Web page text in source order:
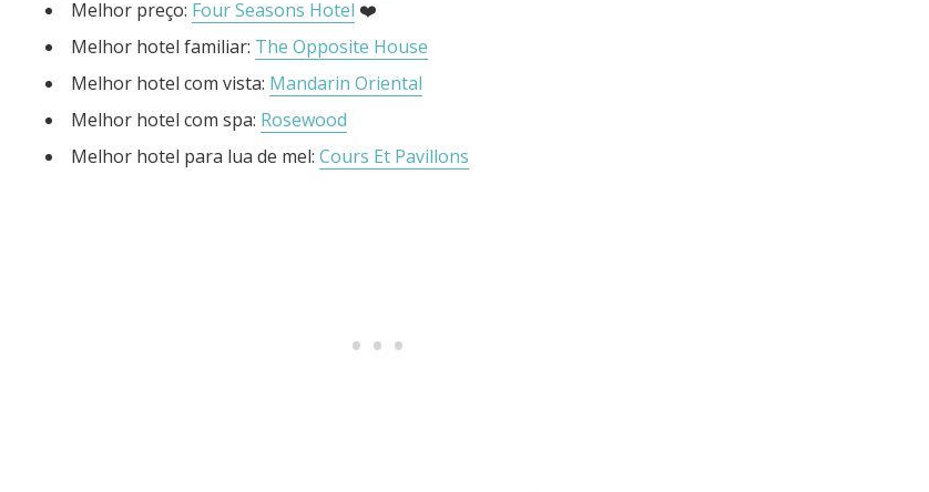
Melhor preço: Four Seasons Hotel ❤️
Melhor hotel familiar: The Opposite House
Melhor hotel com vista: Mandarin Oriental
Melhor hotel com spa: Rosewood
Melhor hotel para lua de mel: Cours Et Pavillons